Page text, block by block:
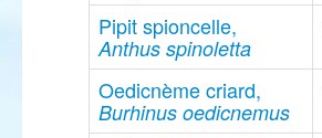
Pipit spioncelle,
Anthus spinoletta
Oedicnème criard,
Burhinus oedicnemus